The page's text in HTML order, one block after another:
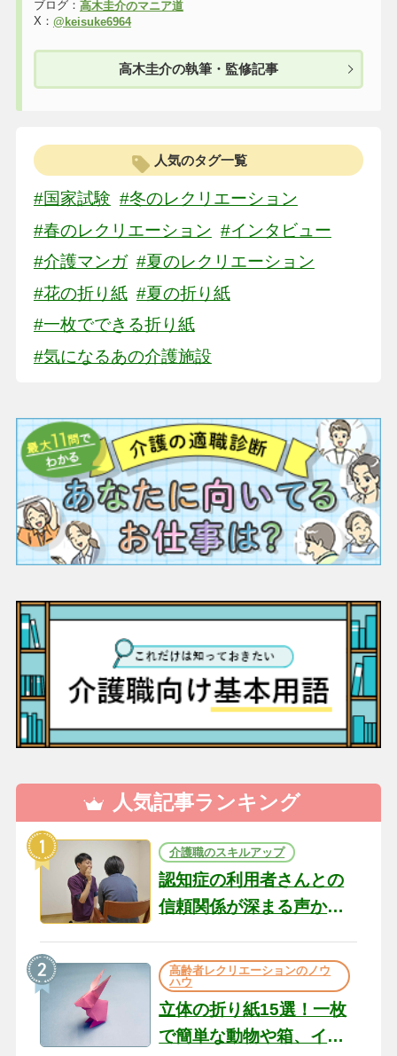
ブログ： 高木圭介のマニア道
X： @keisuke6964
高木圭介の執筆・監修記事
人気のタグ一覧
#国家試験 #冬のレクリエーション
#春のレクリエーション #インタビュー
#介護マンガ #夏のレクリエーション
#花の折り紙 #夏の折り紙
#一枚でできる折り紙
#気になるあの介護施設
人気記事ランキング
介護職のスキルアップ
認知症の利用者さんとの
信頼関係が深まる声かけ
の現場から（22）
高齢者レクリエーションのノウ
ハウ
立体の折り紙15選！一枚
で簡単な動物や箱、イン